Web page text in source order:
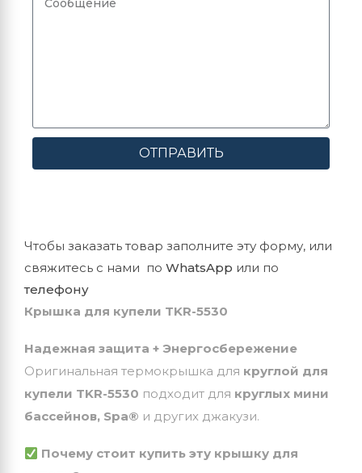
ОТПРАВИТЬ
Чтобы заказать товар заполните эту форму, или
свяжитесь с нами по WhatsApp или по
телефону
Крышка для купели TKR-5530
Надежная защита + Энергосбережение
Оригинальная термокрышка для круглой для
купели TKR-5530 подходит для круглых мини
бассейнов, Spa® и других джакузи.
Почему стоит купить эту крышку для